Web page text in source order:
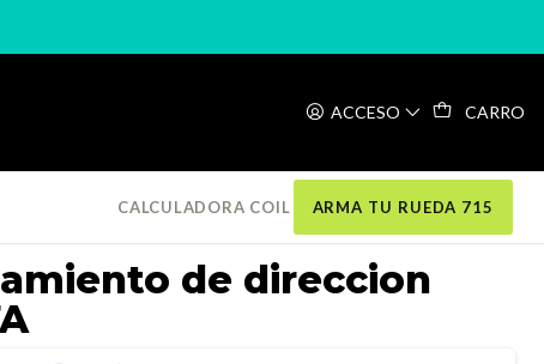
ACCESO CARRO
ACB460H7A
de direccion
CALCULADORA COIL ARMA TU RUEDA 715